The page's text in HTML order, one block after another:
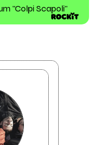
"Colpi Scapoli"